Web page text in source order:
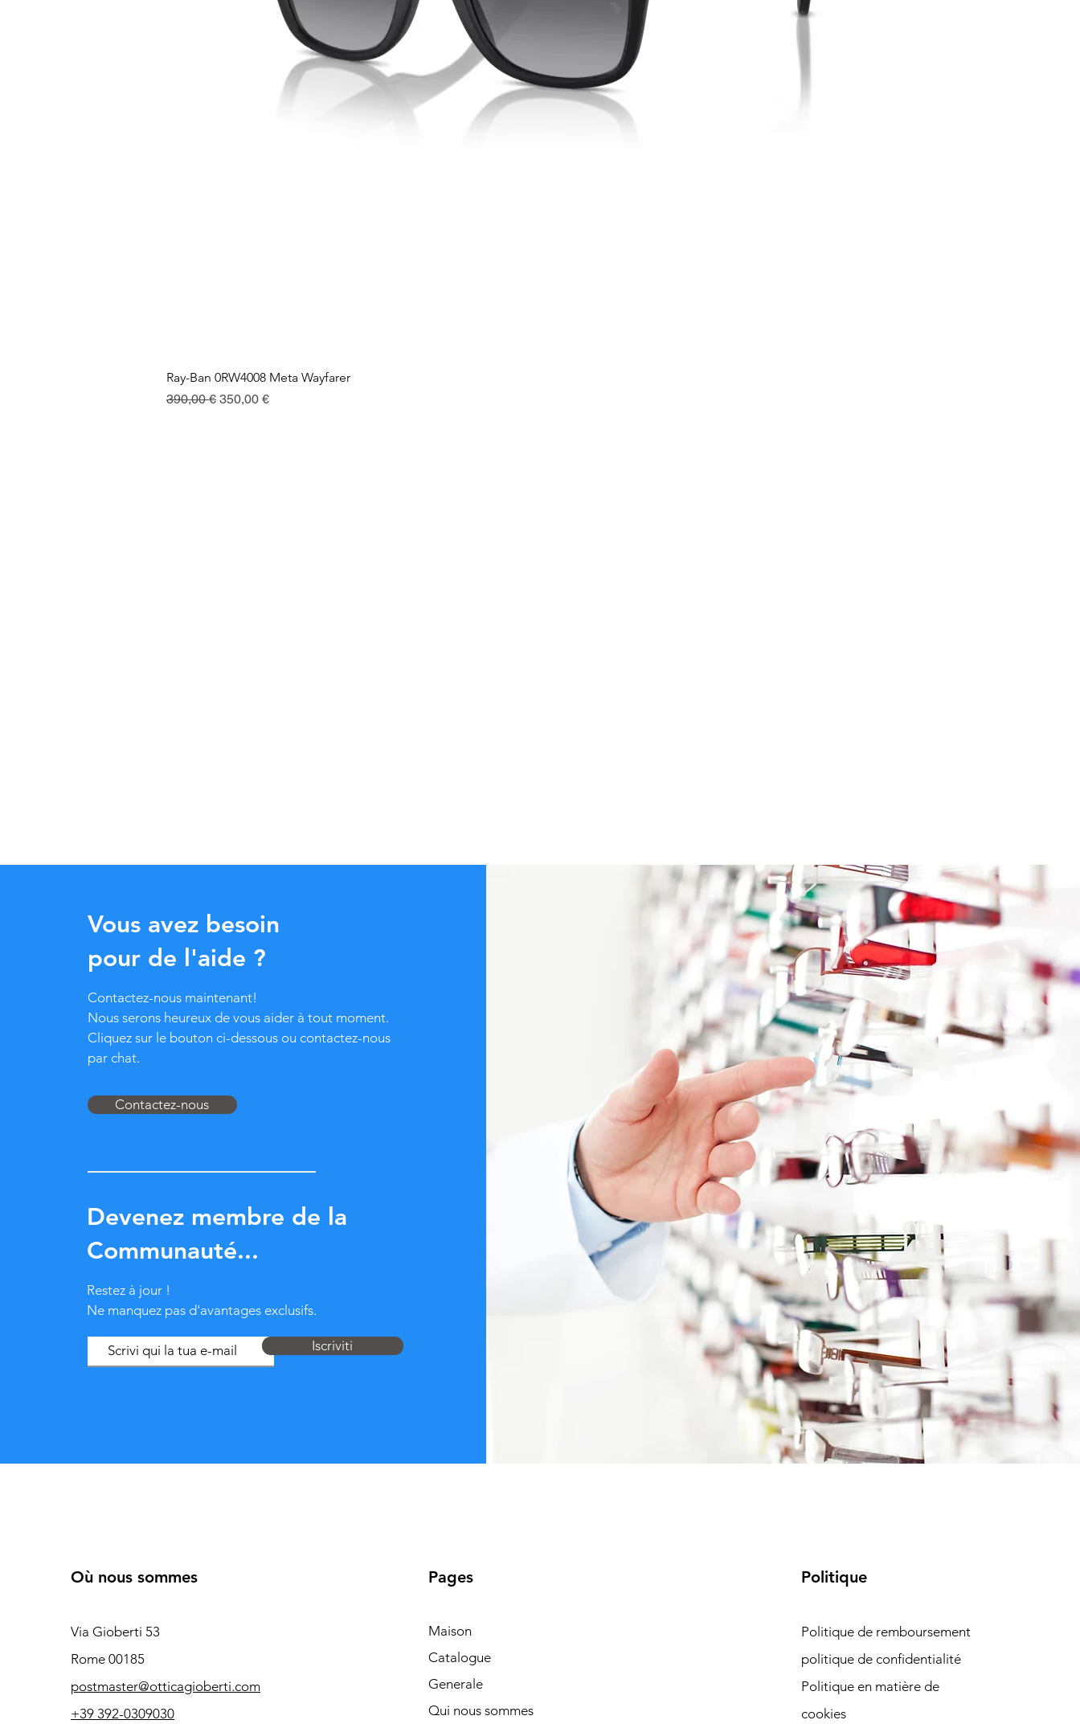
Ray-Ban 0RW4008 Meta Wayfarer
Prix original
390,00 € Prix promotionnel
350,00 €
Vous avez besoin
pour de l'aide ?
Contactez-nous maintenant!
Nous serons heureux de vous aider à tout moment.
Cliquez sur le bouton ci-dessous ou contactez-nous
par chat.
Contactez-nous
Devenez membre de la
Communauté...
Restez à jour !
Ne manquez pas d'avantages exclusifs.
Iscriviti
Où nous sommes
Via Gioberti 53
Rome 00185
postmaster@otticagioberti.com
+39 392-0309030
Pages
Maison
Catalogue
Generale
Qui nous sommes
Politique
Politique de remboursement
politique de confidentialité
Politique en matière de
cookies